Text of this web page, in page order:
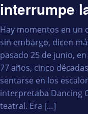
interrumpe
Hay momentos en un
sin embargo, dicen
pasado 25 de junio,
77 años, cinco
sentarse en los
interpretaba Dancing
teatral. Era […]